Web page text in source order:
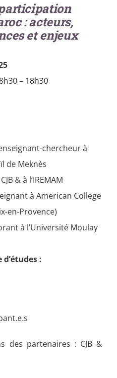
: acteurs,
et enjeux
– 18h30
chercheur à
de Meknès
& à l’IREMAM
à American College
en-Provence)
à l’Université Moulay
:
des partenaires : CJB &